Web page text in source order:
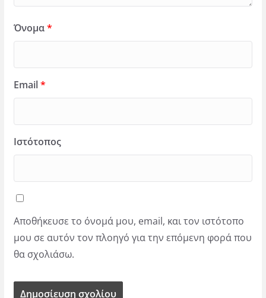
Όνομα*
Email*
Ιστότοπος
Αποθήκευσε το όνομά μου, email, και τον ιστότοπο
μου σε αυτόν τον πλοηγό για την επόμενη φορά που
θα σχολιάσω.